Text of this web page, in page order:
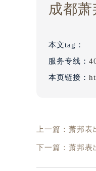
成都
本文tag：
服务专线：
本页链接：
上一篇： 萧邦表
下一篇： 萧邦表